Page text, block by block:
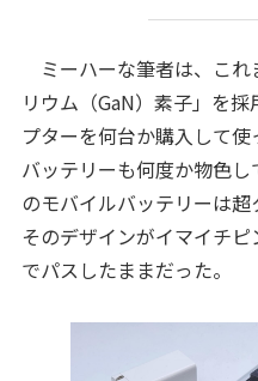
ミーハーな筆者は、これ
リウム（GaN）素子」を
プターを何台か購入して
バッテリーも何度か物色
のモバイルバッテリーは超
そのデザインがイマイチ
でパスしたままだった。